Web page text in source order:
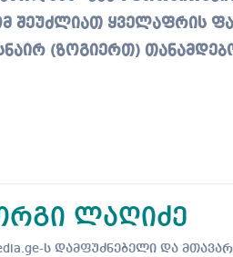
შეუძლიათ ყველაფრის
(ზოგიერთ)
ლაღიძე
ს დამფუძნებელი და